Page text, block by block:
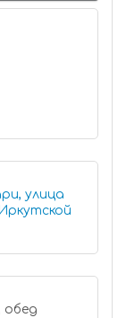
улица
обед